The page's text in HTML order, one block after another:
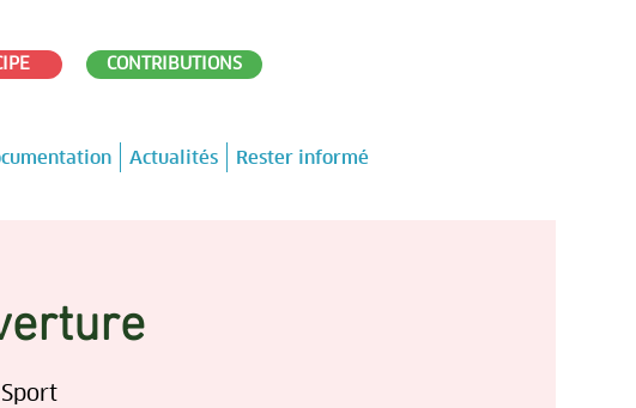
Actualités Rester informé
CONTRIBUTIONS